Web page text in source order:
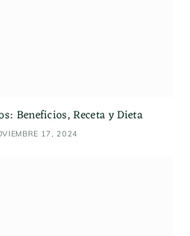
Beneficios, Receta y Dieta
17, 2024